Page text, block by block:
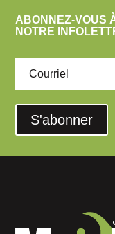
ABONNEZ-VOUS
NOTRE
S'abonner